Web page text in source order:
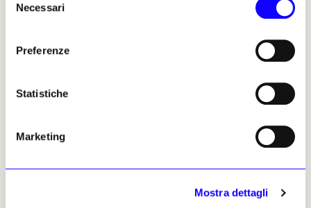
delNecessari
Preferenze
Statistiche
Marketing
Mostra dettagli
PREMIUM